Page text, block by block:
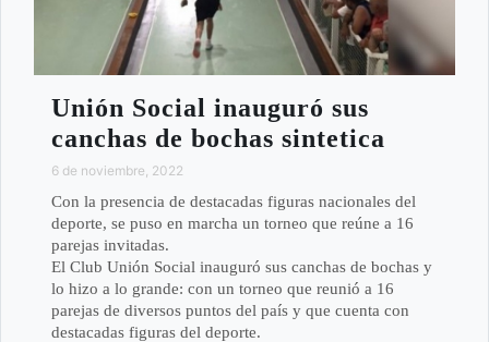
Unión Social inauguró sus
canchas de bochas sintetica
6 de noviembre, 2022
Con la presencia de destacadas figuras nacionales del
deporte, se puso en marcha un torneo que reúne a 16
parejas invitadas.
El Club Unión Social inauguró sus canchas de bochas y
lo hizo a lo grande: con un torneo que reunió a 16
parejas de diversos puntos del país y que cuenta con
destacadas figuras del deporte.